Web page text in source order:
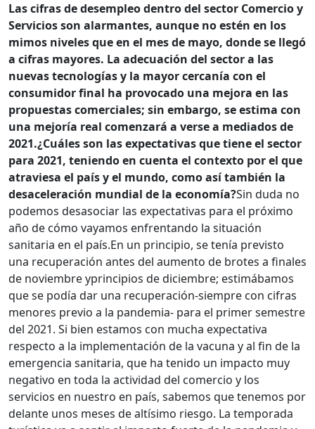
Las cifras de desempleo dentro del sector Comercio y
Servicios son alarmantes, aunque no estén en los
mimos niveles que en el mes de mayo, donde se llegó
a cifras mayores. La adecuación del sector a las
nuevas tecnologías y la mayor cercanía con el
consumidor final ha provocado una mejora en las
propuestas comerciales; sin embargo, se estima con
una mejoría real comenzará a verse a mediados de
2021.¿Cuáles son las expectativas que tiene el sector
para 2021, teniendo en cuenta el contexto por el que
atraviesa el país y el mundo, como así también la
desaceleración mundial de la economía?Sin duda no
podemos desasociar las expectativas para el próximo
año de cómo vayamos enfrentando la situación
sanitaria en el país.En un principio, se tenía previsto
una recuperación antes del aumento de brotes a finales
de noviembre yprincipios de diciembre; estimábamos
que se podía dar una recuperación-siempre con cifras
menores previo a la pandemia- para el primer semestre
del 2021. Si bien estamos con mucha expectativa
respecto a la implementación de la vacuna y al fin de la
emergencia sanitaria, que ha tenido un impacto muy
negativo en toda la actividad del comercio y los
servicios en nuestro en país, sabemos que tenemos por
delante unos meses de altísimo riesgo. La temporada